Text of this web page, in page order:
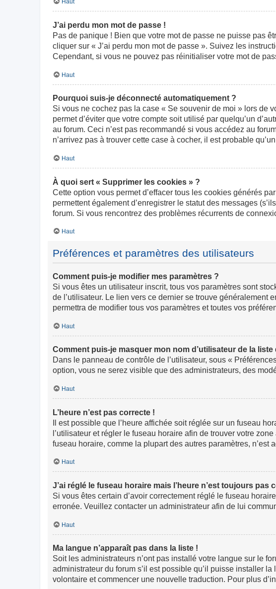
Haut
J’ai perdu mon mot de passe !
Pas de panique ! Bien que votre mot de passe ne puisse pas
cliquer sur « J’ai perdu mon mot de passe ». Suivez les
Cependant, si vous ne pouvez pas réinitialiser votre mot de
Haut
Pourquoi suis-je déconnecté automatiquement ?
Si vous ne cochez pas la case « Se souvenir de moi » lors de
permet d’éviter que votre compte soit utilisé par quelqu’un
au forum. Ceci n’est pas recommandé si vous accédez au
n’arrivez pas à trouver cette case à cocher, il est probable
Haut
À quoi sert « Supprimer les cookies » ?
Cette option vous permet d’effacer tous les cookies générés
permettent également d’enregistrer le statut des messages
forum. Si vous rencontrez des problèmes récurrents de
Haut
Préférences et paramètres des utilisateurs
Comment puis-je modifier mes paramètres ?
Si vous êtes un utilisateur inscrit, tous vos paramètres sont
de l’utilisateur. Le lien vers ce dernier se trouve généralement
permettra de modifier tous vos paramètres et toutes vos
Haut
Comment puis-je masquer mon nom d’utilisateur de la
Dans le panneau de contrôle de l’utilisateur, sous «
option, vous ne serez visible que des administrateurs, des
Haut
L’heure n’est pas correcte !
Il est possible que l’heure affichée soit réglée sur un fuseau
l’utilisateur et régler le fuseau horaire afin de trouver votre
fuseau horaire, comme la plupart des autres paramètres, n’est
Haut
J’ai réglé le fuseau horaire mais l’heure n’est toujours pas
Si vous êtes certain d’avoir correctement réglé le fuseau
erronée. Veuillez contacter un administrateur afin de lui
Haut
Ma langue n’apparaît pas dans la liste !
Soit les administrateurs n’ont pas installé votre langue sur le
administrateur du forum s’il est possible qu’il puisse installer
volontaire et commencer une nouvelle traduction. Pour plus